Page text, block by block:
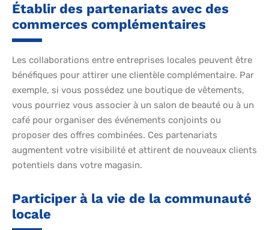
Établir des partenariats avec des
commerces complémentaires
Les collaborations entre entreprises locales peuvent être
bénéfiques pour attirer une clientèle complémentaire. Par
exemple, si vous possédez une boutique de vêtements,
vous pourriez vous associer à un salon de beauté ou à un
café pour organiser des événements conjoints ou
proposer des offres combinées. Ces partenariats
augmentent votre visibilité et attirent de nouveaux clients
potentiels dans votre magasin.
Participer à la vie de la communauté
locale